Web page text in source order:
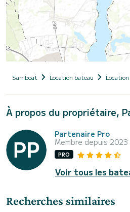
Samboat Location bateau
À propos du propriétaire,
Partenaire Pro
Membre depuis 2023
PRO
Voir tous les
Recherches similaires